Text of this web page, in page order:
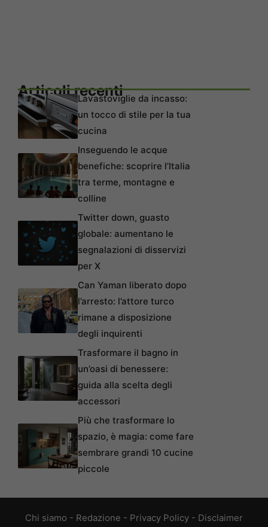
Articoli recentiLavastoviglie da incasso:
un tocco di stile per la tua
cucina
Inseguendo le acque
benefiche: scoprire l’Italia
tra terme, montagne e
colline
Twitter down, guasto
globale: aumentano le
segnalazioni di disservizi
per X
Can Yaman liberato dopo
l’arresto: l’attore turco
rimane a disposizione
degli inquirenti
Trasformare il bagno in
un’oasi di benessere:
guida alla scelta degli
accessori
Più che trasformare lo
spazio, è magia: come fare
sembrare grandi 10 cucine
piccole
Chi siamo - Redazione - Privacy Policy - Disclaimer